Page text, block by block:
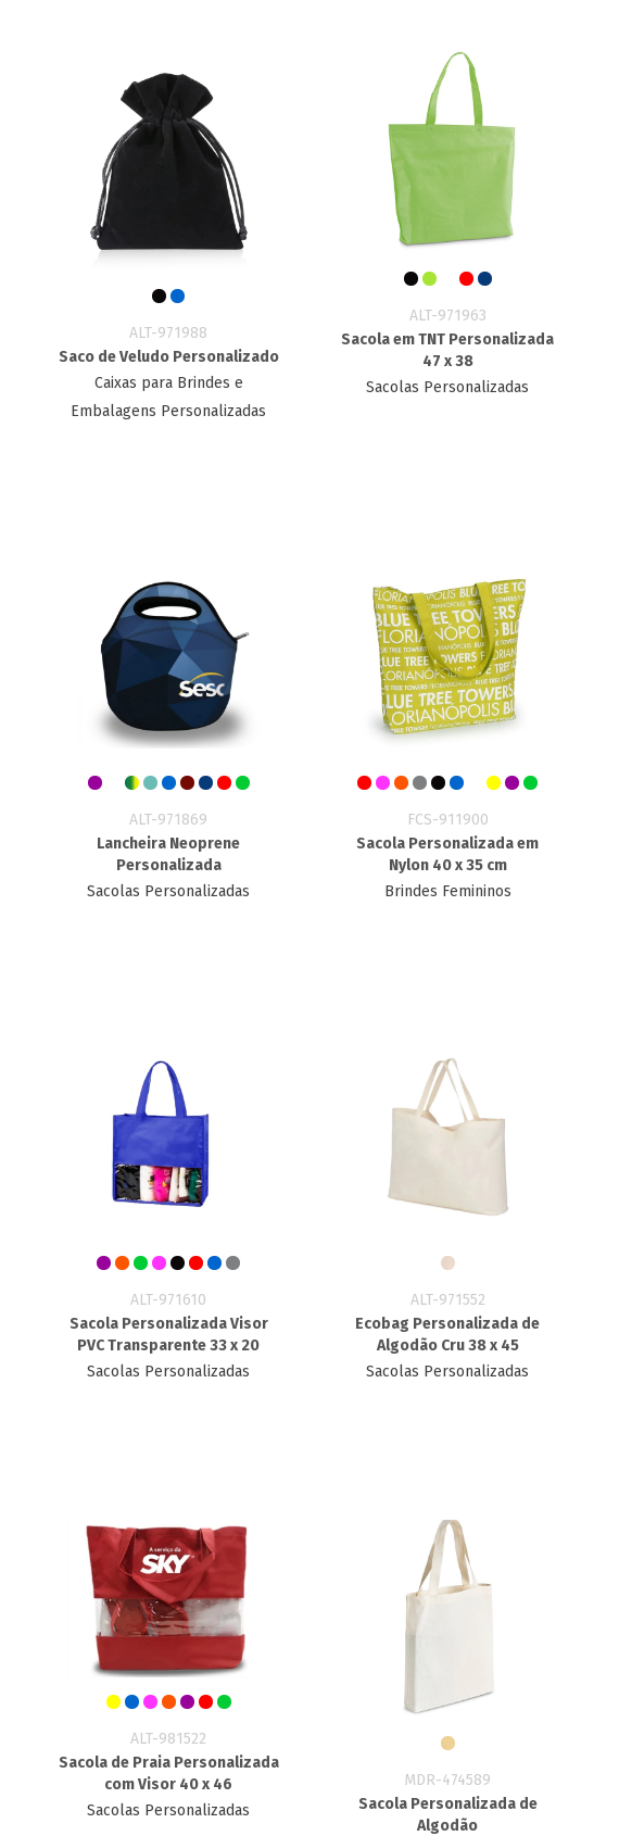
ALT-971988
Saco de Veludo Personalizado
Caixas para Brindes e
Embalagens Personalizadas
ALT-971963
Sacola em TNT Personalizada
47 x 38
Sacolas Personalizadas
ALT-971869
Lancheira Neoprene
Personalizada
Sacolas Personalizadas
FCS-911900
Sacola Personalizada em
Nylon 40 x 35 cm
Brindes Femininos
ALT-971610
Sacola Personalizada Visor
PVC Transparente 33 x 20
Sacolas Personalizadas
ALT-971552
Ecobag Personalizada​ de
Algodão Cru 38 x 45
Sacolas Personalizadas
ALT-981522
Sacola de Praia Personalizada
com Visor 40 x 46
Sacolas Personalizadas
MDR-474589
Sacola Personalizada de
Algodão